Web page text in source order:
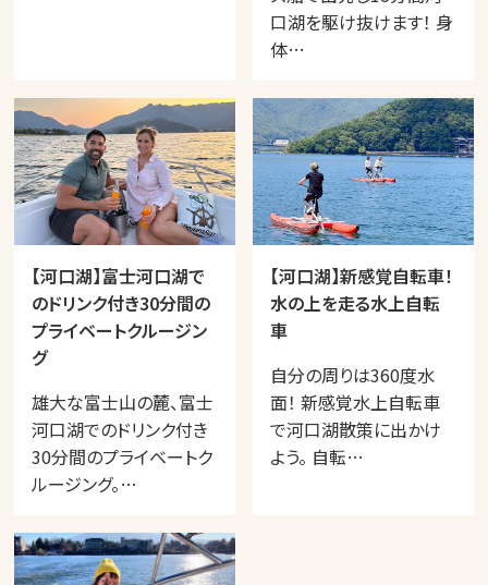
口湖を駆け抜けます！ 身
体…
【河口湖】富士河口湖で
のドリンク付き30分間の
プライベートクルージン
グ
雄大な富士山の麓、富士
河口湖でのドリンク付き
30分間のプライベートク
ルージング。…
【河口湖】新感覚自転車！
水の上を走る水上自転
車
自分の周りは360度水
面！ 新感覚水上自転車
で河口湖散策に出かけ
よう。 自転…